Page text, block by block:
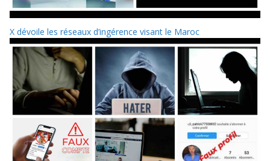
X dévoile les réseaux d’ingérence visant le Maroc